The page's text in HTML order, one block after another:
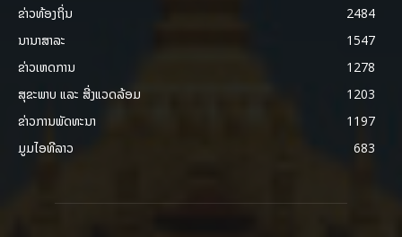
ຂ່າວທ້ອງຖິ່ນ
2484
ນານາສາລະ
1547
ຂ່າວເຫດການ
1278
ສຸຂະພາບ ແລະ ສີ່ງແວດລ້ອມ
1203
ຂ່າວການພັດທະນາ
1197
ມູມໄອທີລາວ
683